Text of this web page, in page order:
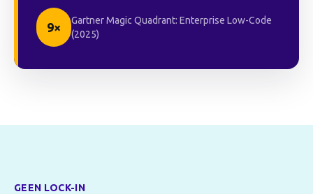
9×
Gartner Magic Quadrant: Enterprise Low-Code
(2025)
GEEN LOCK-IN